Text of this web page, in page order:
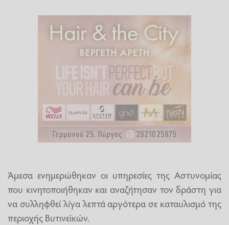
Άμεσα ενημερώθηκαν οι υπηρεσίες της Αστυνομίας
που κινητοποιήθηκαν και αναζήτησαν τον δράστη για
να συλληφθεί λίγα λεπτά αργότερα σε καταυλισμό της
περιοχής Βυτινεϊκών.